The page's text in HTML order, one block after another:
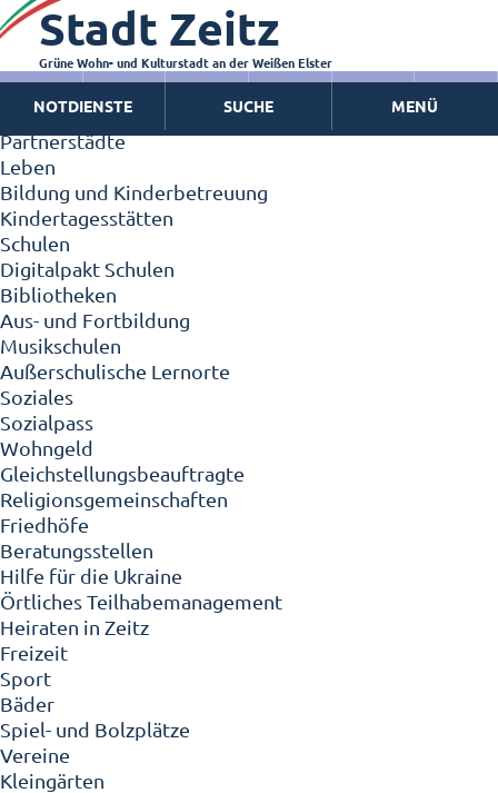
Zeitz - Die Kleinstadt
Willkommen in Zeitz!
Interview mit Oberbürgermeister Christian Thieme
Zeitz - Stadt der Zukunft
Ortschaften
Partnerstädte
Leben
Bildung und Kinderbetreuung
Kindertagesstätten
Schulen
Digitalpakt Schulen
Bibliotheken
Aus- und Fortbildung
Musikschulen
Außerschulische Lernorte
Soziales
Sozialpass
Wohngeld
Gleichstellungsbeauftragte
Religionsgemeinschaften
Friedhöfe
Beratungsstellen
Hilfe für die Ukraine
Örtliches Teilhabemanagement
Heiraten in Zeitz
Freizeit
Sport
Bäder
Spiel- und Bolzplätze
Vereine
Kleingärten
Stadt Zeitz
Grüne Wohn- und Kulturstadt an der Weißen Elster
NOTDIENSTE SUCHE MENÜ